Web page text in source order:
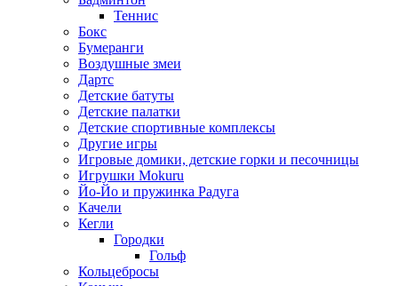
Теннис
Бокс
Бумеранги
Воздушные змеи
Дартс
Детские батуты
Детские палатки
Детские спортивные комплексы
Другие игры
Игровые домики, детские горки и песочницы
Игрушки Mokuru
Йо-Йо и пружинка Радуга
Качели
Кегли
Городки
Гольф
Кольцебросы